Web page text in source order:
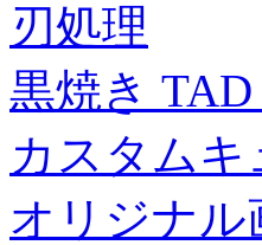
刃処理
黒焼き TAD
カスタムキ
オリジナル